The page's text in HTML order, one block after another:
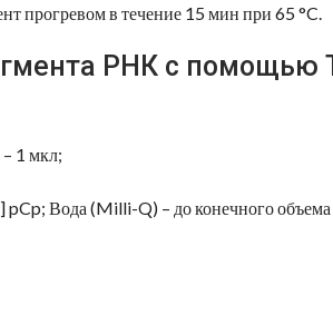
прогревом в течение 15 мин при 65 °C.
РНК с помощью
1 мкл;
Вода (Milli-Q) – до конечного